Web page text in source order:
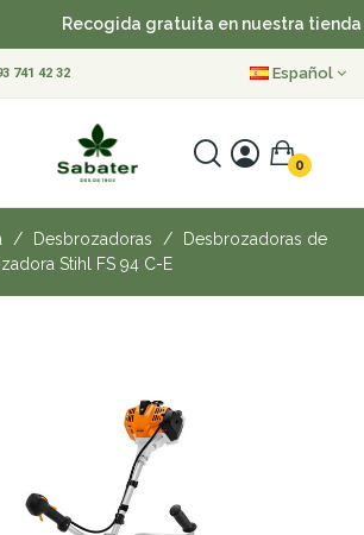
Recogida gratuita en nuestra tienda
741 42 32 Español
0
Desbrozadoras
Desbrozadoras de
Stihl FS 94 C-E